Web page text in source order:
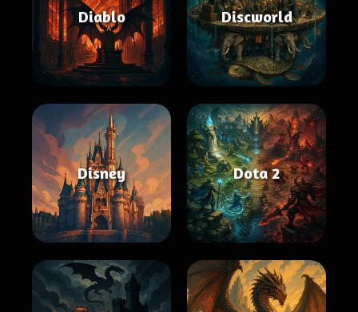
Diablo Discworld
Disney Dota 2